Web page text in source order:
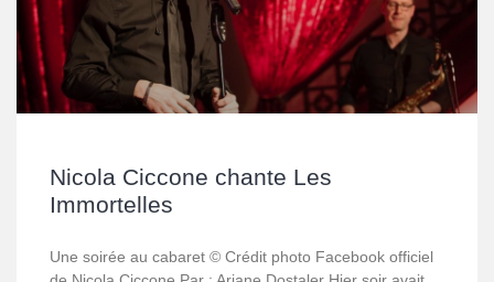
Nicola Ciccone chante Les
Immortelles
Une soirée au cabaret © Crédit photo Facebook officiel